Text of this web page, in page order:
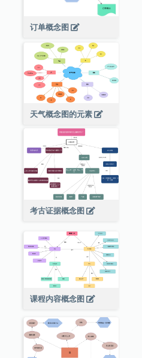
订单概念图
天气概念图的元素
考古证据概念图
课程内容概念图